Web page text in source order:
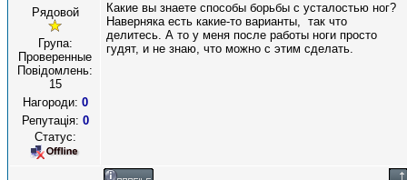
Рядовой
Група:
Проверенные
Повідомлень:
15
Нагороди: 0
Репутація: 0
Статус:
Какие вы знаете способы борьбы с усталостью ног?
Наверняка есть какие-то варианты, так что
делитесь. А то у меня после работы ноги просто
гудят, и не знаю, что можно с этим сделать.